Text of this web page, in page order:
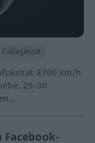
Csillagászat
8700 km/h
25-30